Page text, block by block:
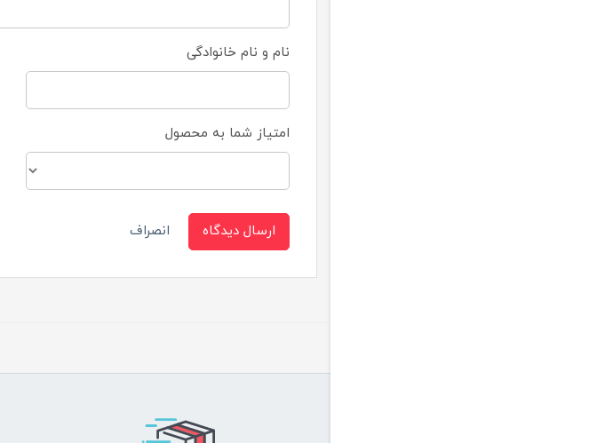
نام و نام خانوادگی
امتیاز شما به محصول
ارسال دیدگاه انصراف